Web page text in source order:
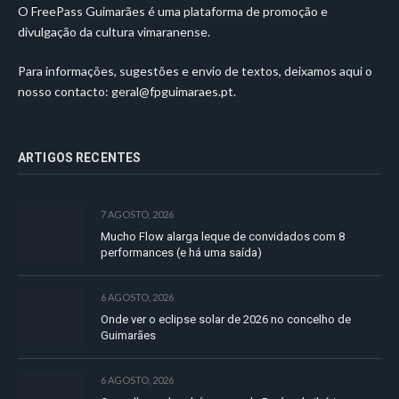
O FreePass Guimarães é uma plataforma de promoção e
divulgação da cultura vimaranense.
Para informações, sugestões e envio de textos, deixamos aqui o
nosso contacto: geral@fpguimaraes.pt.
ARTIGOS RECENTES
7 AGOSTO, 2026
Mucho Flow alarga leque de convidados com 8
performances (e há uma saída)
6 AGOSTO, 2026
Onde ver o eclipse solar de 2026 no concelho de
Guimarães
6 AGOSTO, 2026